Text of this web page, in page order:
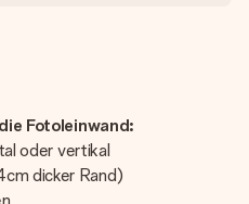
Fotoleinwand:
oder vertikal
dicker Rand)